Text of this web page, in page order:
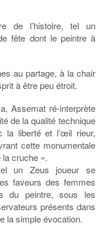
de l’histoire, tel un
fête dont le peintre à
au partage, à la chair
à être peu étroit.
Assemat ré-interprète
de la qualité technique
la liberté et l’œil rieur,
cette monumentale
cruche ».
un Zeus joueur se
faveurs des femmes
du peintre, sous les
présents dans
la simple évocation.